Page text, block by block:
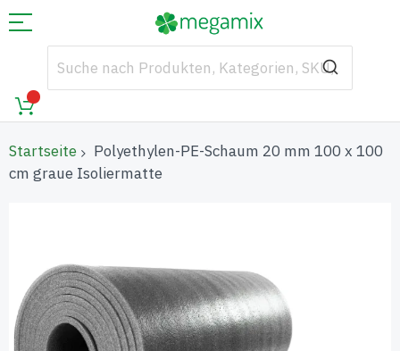
Startseite
Polyethylen-PE-Schaum 20 mm 100 x 100
cm graue Isoliermatte
springen